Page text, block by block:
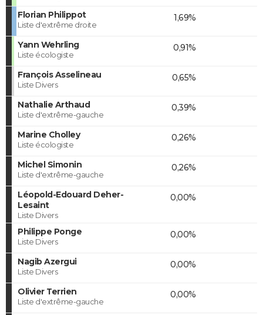
Florian Philippot
Liste d'extrême droite
1,69%
Yann Wehrling
Liste écologiste
0,91%
François Asselineau
Liste Divers
0,65%
Nathalie Arthaud
Liste d'extrême-gauche
0,39%
Marine Cholley
Liste écologiste
0,26%
Michel Simonin
Liste d'extrême-gauche
0,26%
Léopold-Edouard Deher-
Lesaint
Liste Divers
0,00%
Philippe Ponge
Liste Divers
0,00%
Nagib Azergui
Liste Divers
0,00%
Olivier Terrien
Liste d'extrême-gauche
0,00%